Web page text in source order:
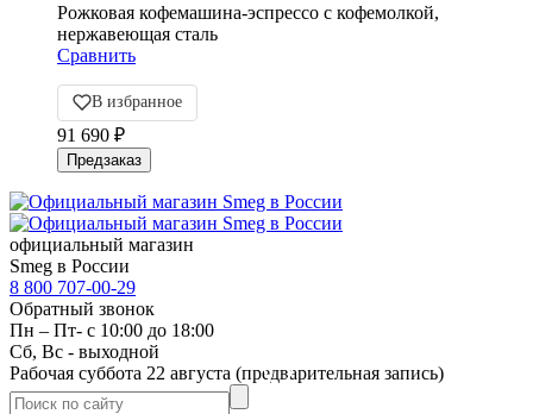
Рожковая кофемашина-эспрессо с кофемолкой,
нержавеющая сталь
Сравнить
В избранное
91 690 ₽
официальный магазин
Smeg в России
8 800 707-00-29
Обратный звонок
Пн – Пт- с 10:00 до 18:00
Сб, Вс - выходной
Рабочая суббота 22 августа (предварительная запись)